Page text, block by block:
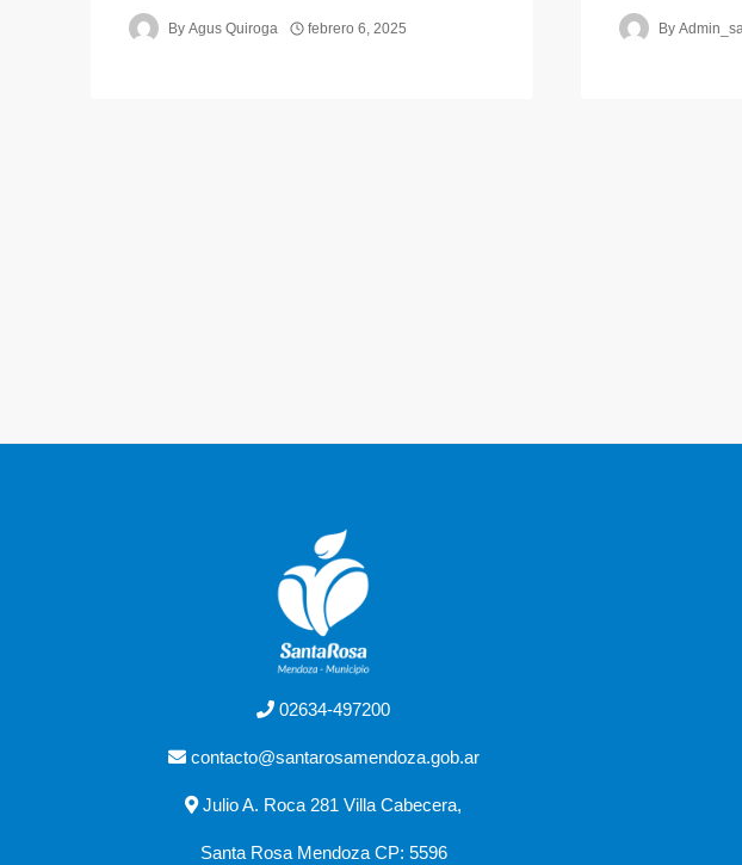
By Agus Quiroga febrero 6, 2025 By
02634-497200
contacto@santarosamendoza.gob.ar
Julio A. Roca 281 Villa Cabecera,
Santa Rosa Mendoza CP: 5596